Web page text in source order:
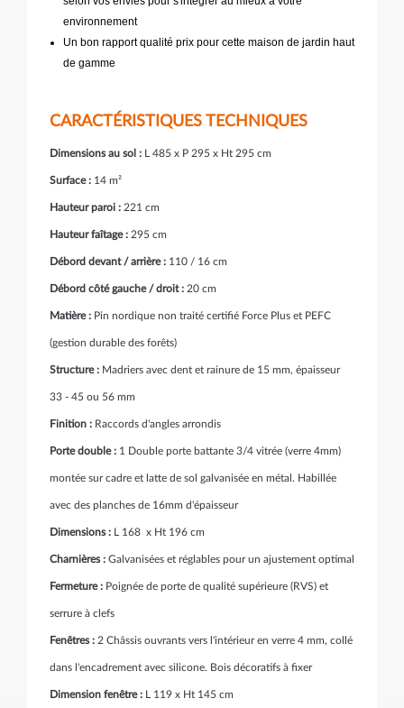
environnement
Un bon rapport qualité prix pour cette maison de jardin haut
de gamme
CARACTÉRISTIQUES TECHNIQUES
Dimensions au sol : L 485 x P 295 x Ht 295 cm
Surface : 14 m²
Hauteur paroi : 221 cm
Hauteur faîtage : 295 cm
Débord devant / arrière : 110 / 16 cm
Débord côté gauche / droit : 20 cm
Matière : Pin nordique non traité certifié Force Plus et PEFC
(gestion durable des forêts)
Structure : Madriers avec dent et rainure de 15 mm, épaisseur
33 - 45 ou 56 mm
Finition : Raccords d'angles arrondis
Porte double : 1 Double porte battante 3/4 vitrée (verre 4mm)
montée sur cadre et latte de sol galvanisée en métal. Habillée
avec des planches de 16mm d'épaisseur
Dimensions : L 168 x Ht 196 cm
Charnières : Galvanisées et réglables pour un ajustement optimal
Fermeture : Poignée de porte de qualité supérieure (RVS) et
serrure à clefs
Fenêtres : 2 Châssis ouvrants vers l'intérieur en verre 4 mm, collé
dans l'encadrement avec silicone. Bois décoratifs à fixer
Dimension fenêtre : L 119 x Ht 145 cm